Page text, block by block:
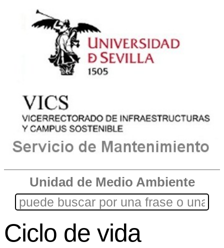
Unidad de Medio Ambiente
Ciclo de vida